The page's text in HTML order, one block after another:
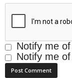
Notify me
Notify me